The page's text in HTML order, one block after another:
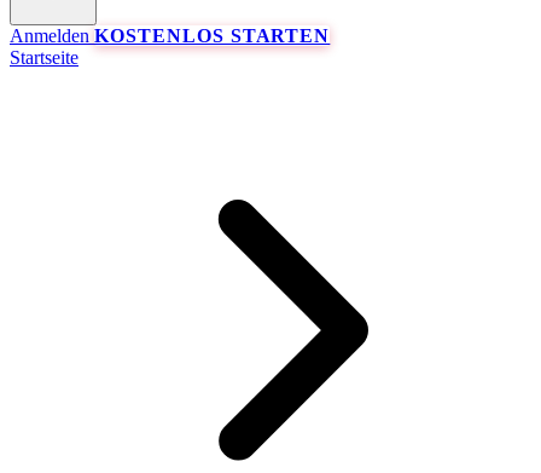
Anmelden KOSTENLOS STARTEN
Startseite